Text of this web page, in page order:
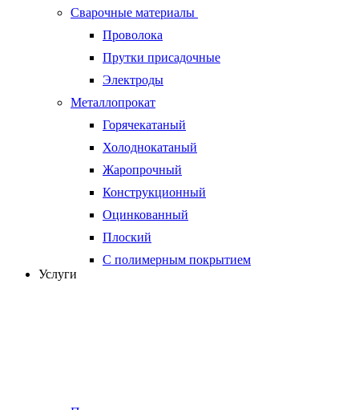
Сварочные материалы
Проволока
Прутки присадочные
Электроды
Металлопрокат
Горячекатаный
Холоднокатаный
Жаропрочный
Конструкционный
Оцинкованный
Плоский
С полимерным покрытием
Услуги